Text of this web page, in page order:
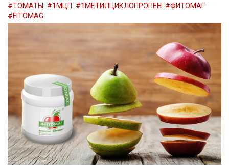
ТОМАТЫ
1МЦП 1МЕТИЛЦИКЛОПРОПЕН
ФИТОМАГ
FITOMAG